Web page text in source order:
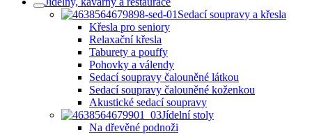
Sedací soupravy a křesla
Křesla pro seniory
Relaxační křesla
Taburety a pouffy
Pohovky a válendy
Sedací soupravy čalouněné látkou
Sedací soupravy čalouněné koženkou
Akustické sedací soupravy
Jídelní stoly
Na dřevěné podnoži